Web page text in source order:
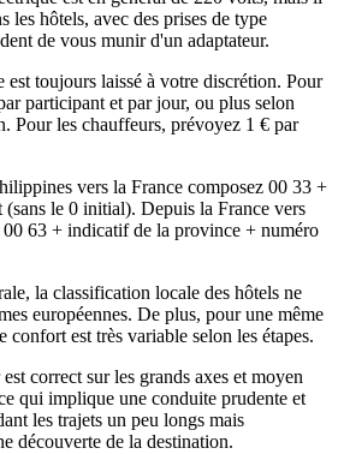
les hôtels, avec des prises de type
de vous munir d'un adaptateur.
est toujours laissé à votre discrétion. Pour
participant et par jour, ou plus selon
Pour les chauffeurs, prévoyez 1 € par
vers la France composez 00 33 +
(sans le 0 initial). Depuis la France vers
63 + indicatif de la province + numéro
la classification locale des hôtels ne
européennes. De plus, pour une même
confort est très variable selon les étapes.
correct sur les grands axes et moyen
qui implique une conduite prudente et
les trajets un peu longs mais
découverte de la destination.